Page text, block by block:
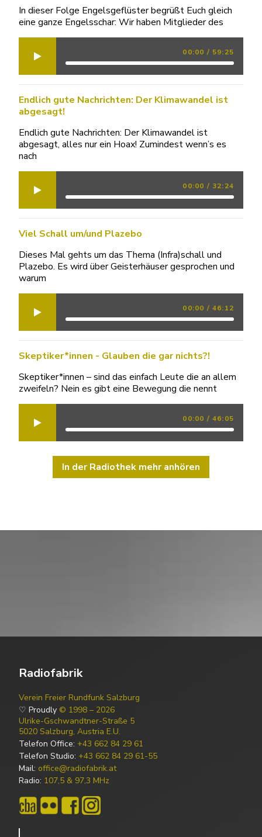
In dieser Folge Engelsgeflüster begrüßt Euch gleich
eine ganze Engelsschar: Wir haben Mitglieder des
00:00 / 59:25
Endlich gute Nachrichten: Der Klimawandel ist
abgesagt!
Endlich gute Nachrichten: Der Klimawandel ist
abgesagt, alles nur ein Hoax! Zumindest wenn’s es
nach
00:00 / 32:24
Viel Schall um/und Plazebo
Dieses Mal gehts um das Thema (Infra)schall und
Plazebo. Es wird über Geisterhäuser gesprochen und
warum
00:00 / 46:12
Skeptiker*innen - Glauben die gar nichts?!
Skeptiker*innen – sind das einfach Leute die an allem
zweifeln? Nein es gibt eine Bewegung die nennt
00:00 / 46:05
In der Radiothek mehr anhören
Radiofabrik
Verein Freier Rundfunk Salzburg
♡ Proudly © 1998 – 2026
Ulrike-Gschwandtner-Straße 5
5020 Salzburg, Austria E.U.
Telefon Office: +43 662 84 29 61
Telefon Studio: +43 662 84 29 61-55
Mail: office@radiofabrik.at
Radio: 107,5 & 97,3 MHz